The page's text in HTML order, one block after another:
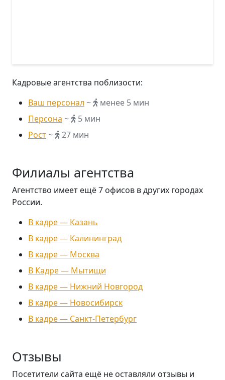
Кадровые агентства поблизости:
Ваш персонал ~
менее 5 мин
Персона ~
5 мин
Рост~ 27 мин
Филиалы агентства
Агентство имеет ещё 7 офисов в других городах
России.
В кадре — Казань
В кадре — Калининград
В кадре — Москва
В Кадре — Мытищи
В кадре — Нижний Новгород
В кадре — Новосибирск
В кадре — Санкт-Петербург
Отзывы
Посетители сайта ещё не оставляли отзывы и